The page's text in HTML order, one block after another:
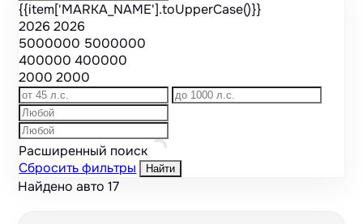
{{item['MARKA_NAME'].toUpperCase()}}
20262026
5000000 5000000
400000400000
20002000
Расширенный поиск
Сбросить фильтры
Найти
Найдено авто17